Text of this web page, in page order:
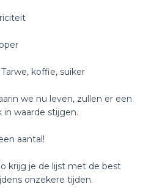
Tarwe, koffie, suiker
we nu leven, zullen er een
waarde stijgen.
aantal!
krijg je de lijst met de best
onzekere tijden.